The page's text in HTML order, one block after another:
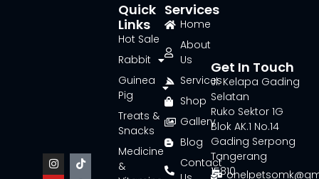
Services
Home
About
Us
Services
Shop
Gallery
Blog
Contact
Quick
Links
Hot Sale
Rabbit
Guinea
Pig
Treats &
Snacks
Medicine
&
Get In Touch
Jl. Kelapa Gading
Selatan
Ruko Sektor 1G
Blok AK.1 No.14
Gading Serpong
Tangerang
15810